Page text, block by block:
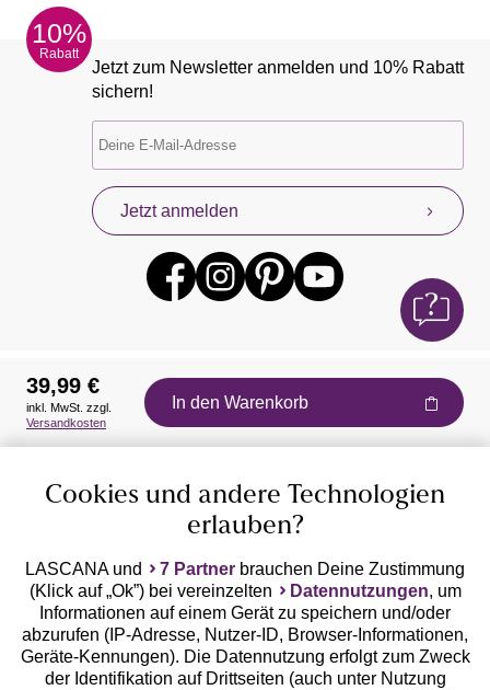
10%
Rabatt
Jetzt zum Newsletter anmelden und 10% Rabatt
sichern!
Jetzt anmelden
Auszeichnungen
Geprüfte Sicherheit
39,99 €
inkl. MwSt. zzgl.
Versandkosten
In den Warenkorb
Cookies und andere Technologien
erlauben?
LASCANA und 7 Partner brauchen Deine Zustimmung
(Klick auf „Ok”) bei vereinzelten
Datennutzungen, um
Informationen auf einem Gerät zu speichern und/oder
abzurufen (IP-Adresse, Nutzer-ID, Browser-Informationen,
Geräte-Kennungen). Die Datennutzung erfolgt zum Zweck
der Identifikation auf Drittseiten (auch unter Nutzung